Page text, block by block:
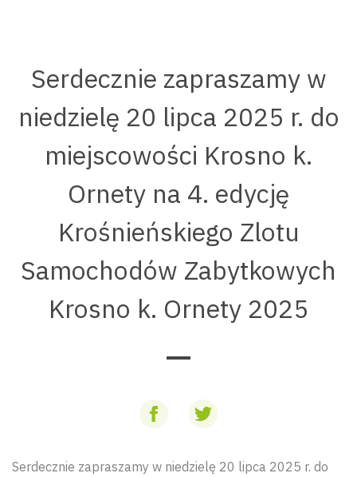
Serdecznie zapraszamy w
niedzielę 20 lipca 2025 r. do
miejscowości Krosno k.
Ornety na 4. edycję
Krośnieńskiego Zlotu
Samochodów Zabytkowych
Krosno k. Ornety 2025
Serdecznie zapraszamy w niedzielę 20 lipca 2025 r. do